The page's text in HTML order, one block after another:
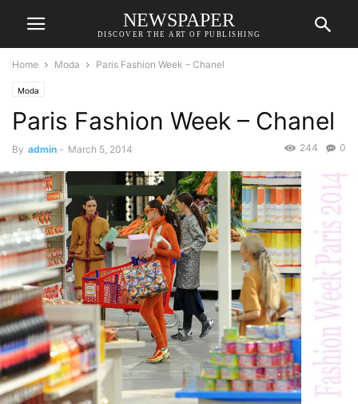
NEWSPAPER
DISCOVER THE ART OF PUBLISHING
Home Moda Paris Fashion Week – Chanel
Moda
Paris Fashion Week – Chanel
By admin - March 5, 2014 0
244